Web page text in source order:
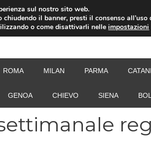
ROMA MILAN PARMA
GENOA CHIEVO SIENA
sul nostro sito web.
il banner, presti il consenso
o come disattivarli nelleimpostazioni